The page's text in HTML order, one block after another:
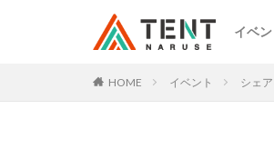
イベ
HOME イベント シェ